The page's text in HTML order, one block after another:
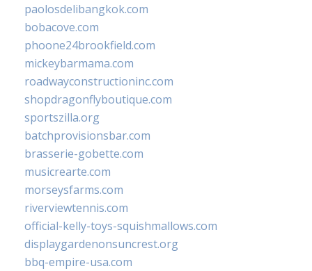
paolosdelibangkok.com
bobacove.com
phoone24brookfield.com
mickeybarmama.com
roadwayconstructioninc.com
shopdragonflyboutique.com
sportszilla.org
batchprovisionsbar.com
brasserie-gobette.com
musicrearte.com
morseysfarms.com
riverviewtennis.com
official-kelly-toys-squishmallows.com
displaygardenonsuncrest.org
bbq-empire-usa.com